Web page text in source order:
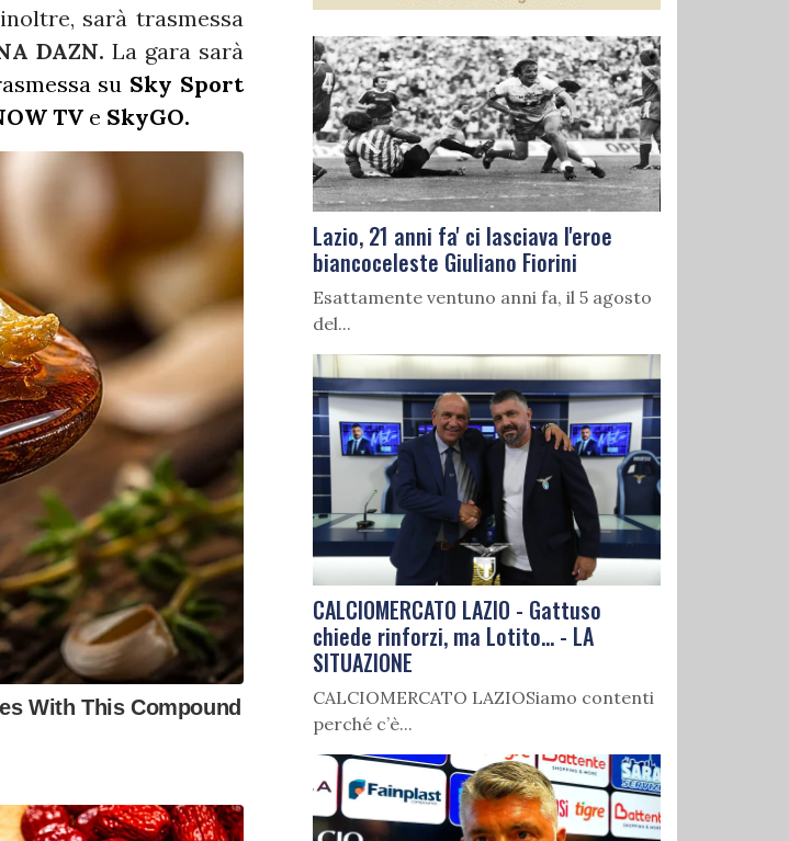
sarà trasmessa
DAZN.La gara sarà
su Sky Sport
TV e SkyGO.
Lazio, 21 anni fa' ci lasciava l'eroe
biancoceleste Giuliano Fiorini
Esattamente ventuno anni fa, il 5 agosto
del...
CALCIOMERCATO LAZIO - Gattuso
chiede rinforzi, ma Lotito... - LA
SITUAZIONE
CALCIOMERCATO LAZIOSiamo contenti
perché c’è...